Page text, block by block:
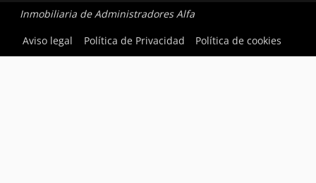
Inmobiliaria de Administradores Alfa
Aviso legal
Política de Privacidad Política de cookies